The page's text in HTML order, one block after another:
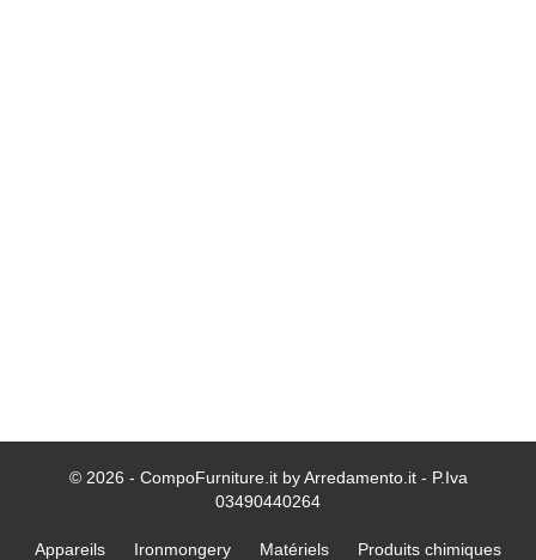
© 2026 - CompoFurniture.it by Arredamento.it - P.Iva
03490440264
Appareils Ironmongery Matériels Produits chimiques